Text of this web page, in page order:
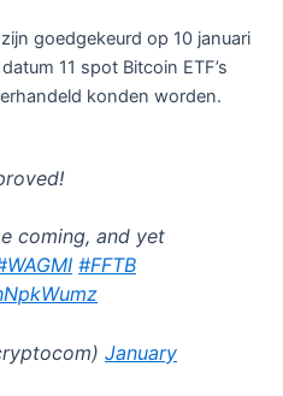
goedgekeurd op 10 januari
11 spot Bitcoin ETF’s
konden worden.
coming, and yet
#FFTB
January